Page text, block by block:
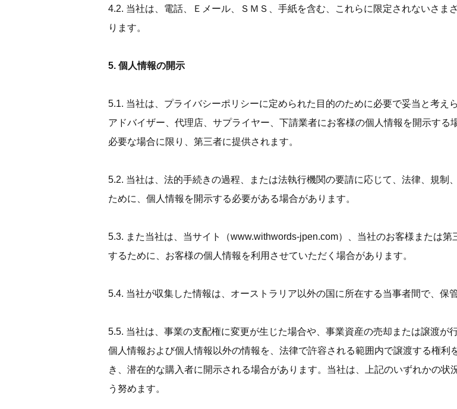
4.2. 当社は、電話、Ｅメール、ＳＭＳ、手紙を含む、これらに限定されないさま
ります。
5. 個人情報の開示
5.1. 当社は、プライバシーポリシーに定められた目的のために必要で妥当と考え
アドバイザー、代理店、サプライヤー、下請業者にお客様の個人情報を開示す
必要な場合に限り、第三者に提供されます。
5.2. 当社は、法的手続きの過程、または法執行機関の要請に応じて、法律、規制
ために、個人情報を開示する必要がある場合があります。
5.3. また当社は、当サイト（www.withwords-jpen.com）、当社のお客様または
するために、お客様の個人情報を利用させていただく場合があります。
5.4. 当社が収集した情報は、オーストラリア以外の国に所在する当事者間で、保
5.5. 当社は、事業の支配権に変更が生じた場合や、事業資産の売却または譲渡が
個人情報および個人情報以外の情報を、法律で許容される範囲内で譲渡する権
き、潜在的な購入者に開示される場合があります。当社は、上記のいずれかの
う努めます。